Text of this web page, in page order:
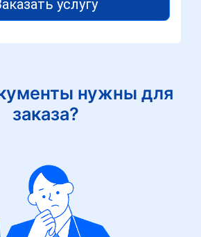
услугу
нужны для
заказа?